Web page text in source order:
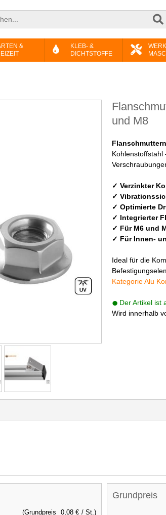
&
KLEB- &
DICHTSTOFFE
und M8
✓ Verzinkter
✓
✓ Optimierte
✓ Integrierter
✓ Für M6 und
✓ Für Innen-
Ideal für die
Kategorie Alu
Der Artikel ist
Wird innerhalb
(Grundpreis 0,08 € / St.)
Grundpreis